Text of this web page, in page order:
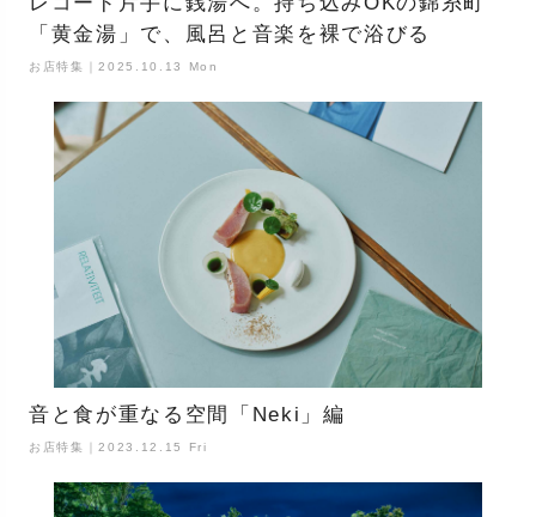
「黄金湯」で、風呂と音楽を裸で浴びる
お店特集｜2025.10.13 Mon
音と食が重なる空間「Neki」編
お店特集｜2023.12.15 Fri